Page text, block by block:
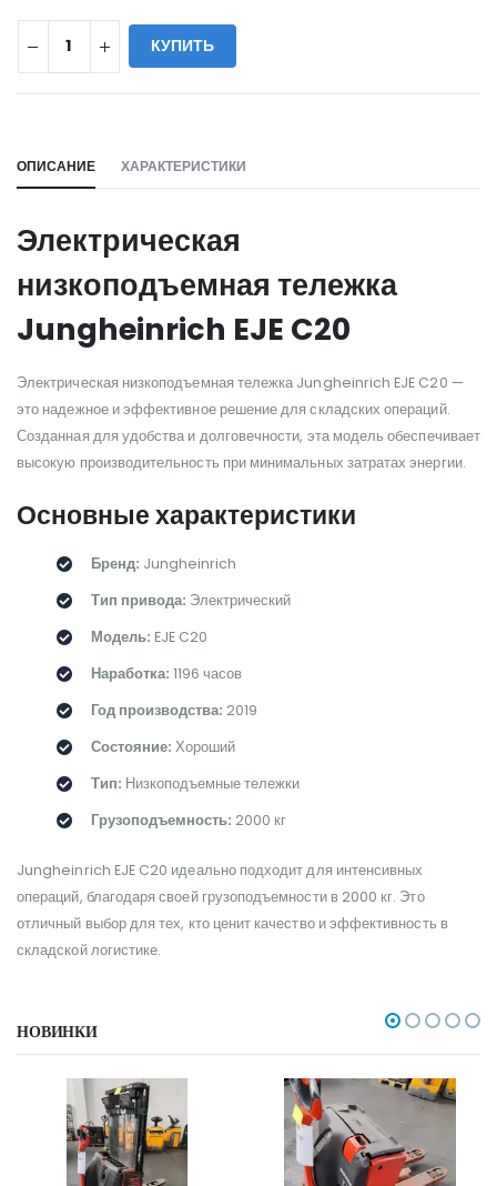
КУПИТЬ
ОПИСАНИЕ ХАРАКТЕРИСТИКИ
Электрическая
низкоподъемная тележка
Jungheinrich EJE C20
Электрическая низкоподъемная тележка Jungheinrich EJE C20 —
это надежное и эффективное решение для складских операций.
Созданная для удобства и долговечности, эта модель обеспечивает
высокую производительность при минимальных затратах энергии.
Основные характеристики
Бренд: Jungheinrich
Тип привода: Электрический
Модель: EJE C20
Наработка: 1196 часов
Год производства: 2019
Состояние: Хороший
Тип: Низкоподъемные тележки
Грузоподъемность: 2000 кг
Jungheinrich EJE C20 идеально подходит для интенсивных
операций, благодаря своей грузоподъемности в 2000 кг. Это
отличный выбор для тех, кто ценит качество и эффективность в
складской логистике.
НОВИНКИ